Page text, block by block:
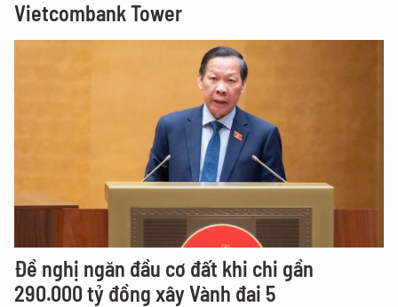
Vietcombank Tower
Đề nghị ngăn đầu cơ đất khi chi gần
290.000 tỷ đồng xây Vành đai 5